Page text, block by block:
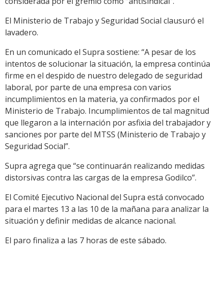
El Ministerio de Trabajo y Seguridad Social clausuró el
lavadero.
En un comunicado el Supra sostiene: “A pesar de los
intentos de solucionar la situación, la empresa continúa
firme en el despido de nuestro delegado de seguridad
laboral, por parte de una empresa con varios
incumplimientos en la materia, ya confirmados por el
Ministerio de Trabajo. Incumplimientos de tal magnitud
que llegaron a la internación por asfixia del trabajador y
sanciones por parte del MTSS (Ministerio de Trabajo y
Seguridad Social”.
Supra agrega que “se continuarán realizando medidas
distorsivas contra las cargas de la empresa Godilco”.
El Comité Ejecutivo Nacional del Supra está convocado
para el martes 13 a las 10 de la mañana para analizar la
situación y definir medidas de alcance nacional.
El paro finaliza a las 7 horas de este sábado.